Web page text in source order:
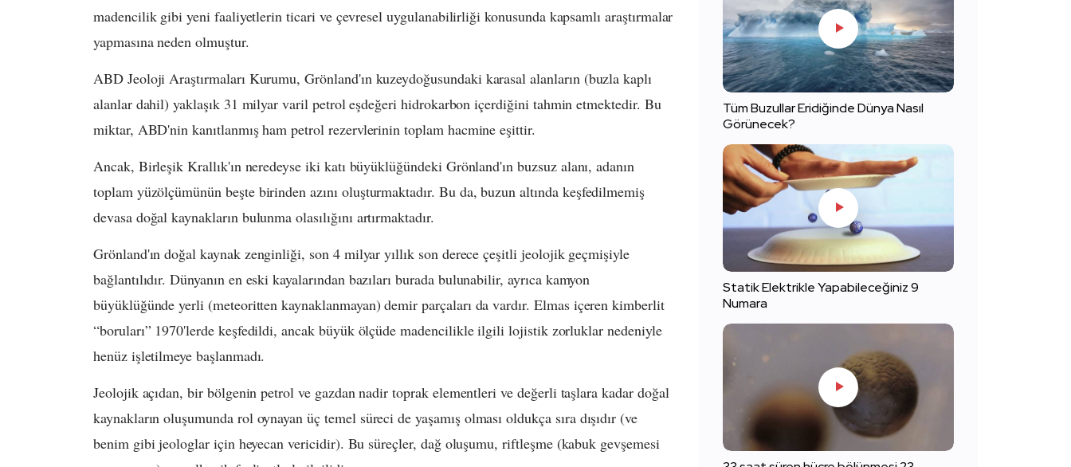
madencilik gibi yeni faaliyetlerin ticari ve çevresel uygulanabilirliği konusunda kapsamlı araştırmalar
yapmasına neden olmuştur.
ABD Jeoloji Araştırmaları Kurumu, Grönland'ın kuzeydoğusundaki karasal alanların (buzla kaplı
alanlar dahil) yaklaşık 31 milyar varil petrol eşdeğeri hidrokarbon içerdiğini tahmin etmektedir. Bu
miktar, ABD'nin kanıtlanmış ham petrol rezervlerinin toplam hacmine eşittir.
Ancak, Birleşik Krallık'ın neredeyse iki katı büyüklüğündeki Grönland'ın buzsuz alanı, adanın
toplam yüzölçümünün beşte birinden azını oluşturmaktadır. Bu da, buzun altında keşfedilmemiş
devasa doğal kaynakların bulunma olasılığını artırmaktadır.
Grönland'ın doğal kaynak zenginliği, son 4 milyar yıllık son derece çeşitli jeolojik geçmişiyle
bağlantılıdır. Dünyanın en eski kayalarından bazıları burada bulunabilir, ayrıca kamyon
büyüklüğünde yerli (meteoritten kaynaklanmayan) demir parçaları da vardır. Elmas içeren kimberlit
“boruları” 1970'lerde keşfedildi, ancak büyük ölçüde madencilikle ilgili lojistik zorluklar nedeniyle
henüz işletilmeye başlanmadı.
Jeolojik açıdan, bir bölgenin petrol ve gazdan nadir toprak elementleri ve değerli taşlara kadar doğal
kaynakların oluşumunda rol oynayan üç temel süreci de yaşamış olması oldukça sıra dışıdır (ve
benim gibi jeologlar için heyecan vericidir). Bu süreçler, dağ oluşumu, riftleşme (kabuk gevşemesi
Tüm Buzullar Eridiğinde Dünya Nasıl
Görünecek?
Statik Elektrikle Yapabileceğiniz 9
Numara